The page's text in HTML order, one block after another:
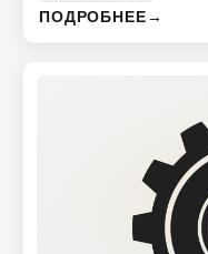
ПОДРОБНЕЕ→